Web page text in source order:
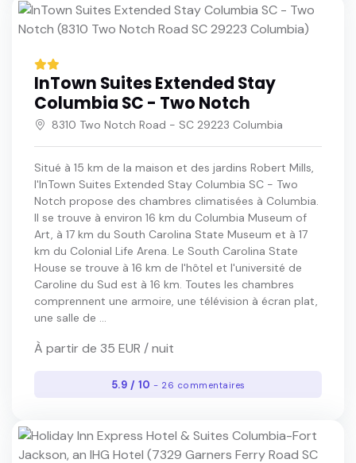
InTown Suites Extended Stay
Columbia SC - Two Notch
8310 Two Notch Road - SC 29223 Columbia
Situé à 15 km de la maison et des jardins Robert Mills,
l'InTown Suites Extended Stay Columbia SC - Two
Notch propose des chambres climatisées à Columbia.
Il se trouve à environ 16 km du Columbia Museum of
Art, à 17 km du South Carolina State Museum et à 17
km du Colonial Life Arena. Le South Carolina State
House se trouve à 16 km de l'hôtel et l'université de
Caroline du Sud est à 16 km. Toutes les chambres
comprennent une armoire, une télévision à écran plat,
une salle de ...
À partir de 35 EUR / nuit
5.9 / 10 - 26 commentaires